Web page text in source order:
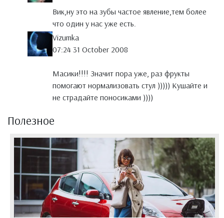
Вик,ну это на зубы частое явление,тем более
что один у нас уже есть.
Vizumka
07:24 31 October 2008
Масики!!!! Значит пора уже, раз фрукты
помогают нормализовать стул ))))) Кушайте и
не страдайте поносиками ))))
Полезное